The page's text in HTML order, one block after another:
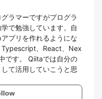
ラマーですがプログラ
で勉強しています。自
プリを作れるようにな
Typescript、React、Nex
です。 Qiitaでは自分の
て活用していこうと思